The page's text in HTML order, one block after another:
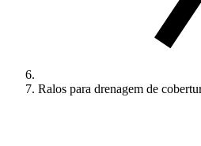
Ralos para drenagem de